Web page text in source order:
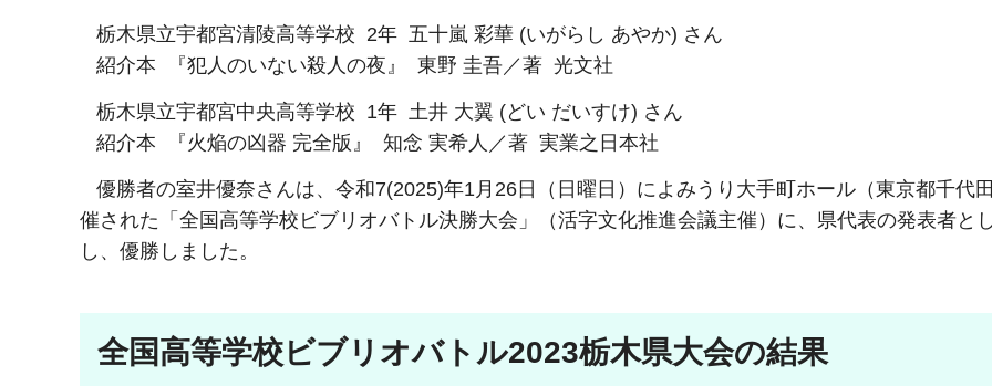
栃木県立宇都宮清陵高等学校 2年 五十嵐 彩華 (いがらし あやか) さん
​​​ 紹介本 『犯人のいない殺人の夜』 東野 圭吾／著 光文社
栃木県立宇都宮中央高等学校 1年 土井 大翼 (どい だいすけ) さん
紹介本 『火焔の凶器 完全版』 知念 実希人／著 実業之日本社
優勝者の室井優奈さんは、令和7(2025)年1月26日（日曜日）によみうり大手町ホール（東京都千代
催された「全国高等学校ビブリオバトル決勝大会」（活字文化推進会議主催）に、県代表の発表者と
し、優勝しました。
全国高等学校ビブリオバトル2023栃木県大会の結果